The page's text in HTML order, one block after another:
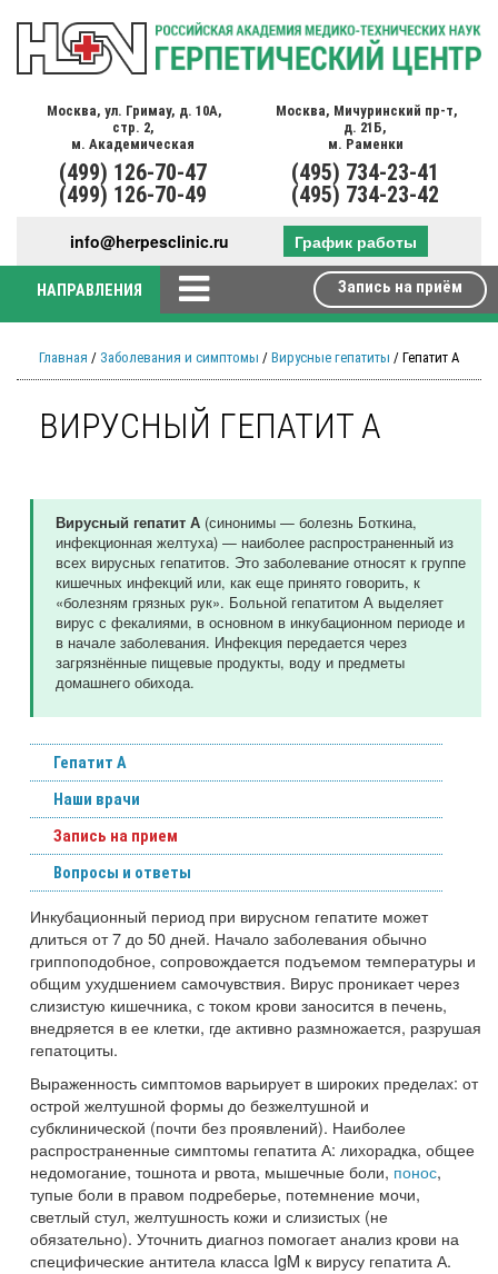
Москва, ул. Гримау, д. 10А,
стр. 2,
м. Академическая
(499) 126-70-47
(499) 126-70-49
Москва, Мичуринский пр-т,
д. 21Б,
м. Раменки
(495) 734-23-41
(495) 734-23-42
info@herpesclinic.ru График работы
НАПРАВЛЕНИЯ Запись на приём
Главная / Заболевания и симптомы / Вирусные гепатиты / Гепатит А
ВИРУСНЫЙ ГЕПАТИТ А
Вирусный гепатит А (синонимы — болезнь Боткина,
инфекционная желтуха) — наиболее распространенный из
всех вирусных гепатитов. Это заболевание относят к группе
кишечных инфекций или, как еще принято говорить, к
«болезням грязных рук». Больной гепатитом А выделяет
вирус с фекалиями, в основном в инкубационном периоде и
в начале заболевания. Инфекция передается через
загрязнённые пищевые продукты, воду и предметы
домашнего обихода.
Гепатит А
Наши врачи
Запись на прием
Вопросы и ответы
Инкубационный период при вирусном гепатите может
длиться от 7 до 50 дней. Начало заболевания обычно
гриппоподобное, сопровождается подъемом температуры и
общим ухудшением самочувствия. Вирус проникает через
слизистую кишечника, с током крови заносится в печень,
внедряется в ее клетки, где активно размножается, разрушая
гепатоциты.
Выраженность симптомов варьирует в широких пределах: от
острой желтушной формы до безжелтушной и
субклинической (почти без проявлений). Наиболее
распространенные симптомы гепатита А: лихорадка, общее
недомогание, тошнота и рвота, мышечные боли, понос,
тупые боли в правом подреберье, потемнение мочи,
светлый стул, желтушность кожи и слизистых (не
обязательно). Уточнить диагноз помогает анализ крови на
специфические антитела класса IgM к вирусу гепатита А.